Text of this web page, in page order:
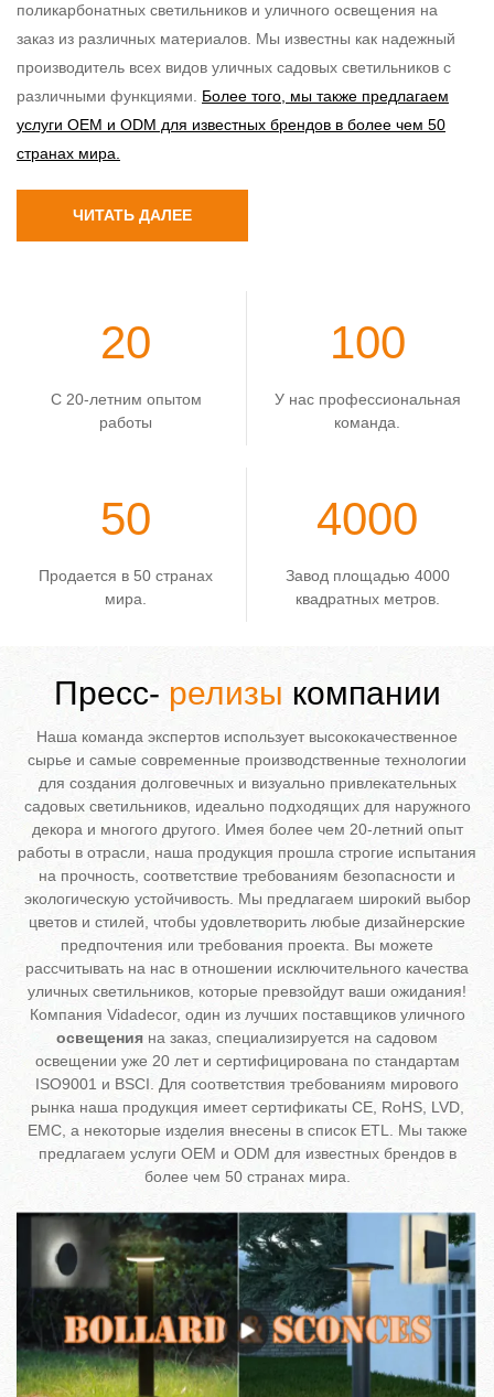
поликарбонатных светильников и уличного освещения на
заказ из различных материалов. Мы известны как надежный
производитель всех видов уличных садовых светильников с
различными функциями.
Более того, мы также предлагаем
услуги OEM и ODM для известных брендов в более чем 50
странах мира.
ЧИТАТЬ ДАЛЕЕ
20
С 20-летним опытом
работы
100
У нас профессиональная
команда.
50
Продается в 50 странах
мира.
4000
Завод площадью 4000
квадратных метров.
Пресс- релизы компании
Наша команда экспертов использует высококачественное
сырье и самые современные производственные технологии
для создания долговечных и визуально привлекательных
садовых светильников, идеально подходящих для наружного
декора и многого другого. Имея более чем 20-летний опыт
работы в отрасли, наша продукция прошла строгие испытания
на прочность, соответствие требованиям безопасности и
экологическую устойчивость. Мы предлагаем широкий выбор
цветов и стилей, чтобы удовлетворить любые дизайнерские
предпочтения или требования проекта. Вы можете
рассчитывать на нас в отношении исключительного качества
уличных светильников, которые превзойдут ваши ожидания!
Компания Vidadecor, один из лучших поставщиков уличного
освещения на заказ, специализируется на садовом
освещении уже 20 лет и сертифицирована по стандартам
ISO9001 и BSCI. Для соответствия требованиям мирового
рынка наша продукция имеет сертификаты CE, RoHS, LVD,
EMC, а некоторые изделия внесены в список ETL. Мы также
предлагаем услуги OEM и ODM для известных брендов в
более чем 50 странах мира.